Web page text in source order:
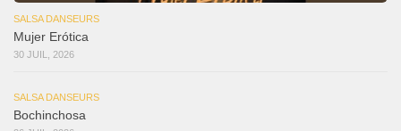
SALSA DANSEURS
Mujer Erótica
30 JUIL, 2026
SALSA DANSEURS
Bochinchosa